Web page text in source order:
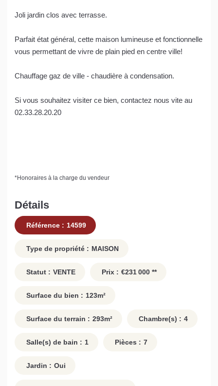
Joli jardin clos avec terrasse.
Parfait état général, cette maison lumineuse et fonctionnelle
vous permettant de vivre de plain pied en centre ville!
Chauffage gaz de ville - chaudière à condensation.
Si vous souhaitez visiter ce bien, contactez nous vite au
02.33.28.20.20
*Honoraires à la charge du vendeur
Détails
Référence : 14599
Type de propriété : MAISON
Statut : VENTE Prix : €231 000 **
Surface du bien : 123m²
Surface du terrain : 293m² Chambre(s) : 4
Salle(s) de bain : 1 Pièces : 7
Jardin : Oui